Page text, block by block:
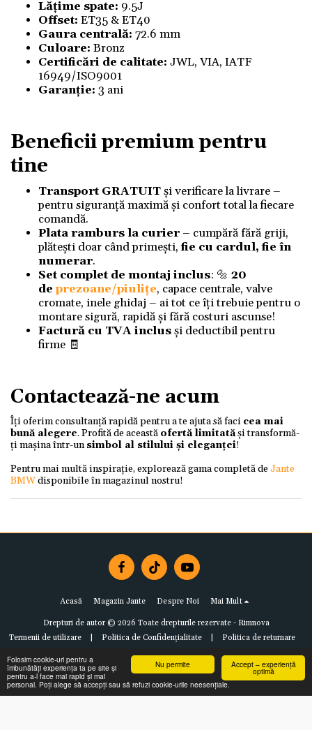
Accept – experiență
optimă
Nu permite
Folosim cookie-uri pentru a
îmbunătăți experiența ta pe site și
pentru a-l face mai rapid și mai
personal. Poți alege să accepți sau să refuzi cookie-urile neesențiale.
Lățime spate: 9.5J
Offset: ET35 & ET40
Gaura centrală: 72.6 mm
Culoare: Bronz
Certificări de calitate: JWL, VIA, IATF
16949/ISO9001
Garanție: 3 ani
Beneficii premium pentru
tine
Transport GRATUITși verificare la livrare –
pentru siguranță maximă și confort total la fiecare
comandă.
Plata ramburs la curier– cumpără fără griji,
plătești doar când primești,fie cu cardul, fie în
numerar.
Set complet de montaj inclus: 🔩 20
deprezoane/piulițe, capace centrale, valve
cromate, inele ghidaj – ai tot ce îți trebuie pentru o
montare sigură, rapidă și fără costuri ascunse!
Factură cu TVA inclusși deductibil pentru
firme 🧾
Contactează-ne acum
Îți oferim consultanță rapidă pentru a te ajuta să faci cea mai
bună alegere. Profită de această ofertă limitatăși transformă-
ți mașina într-unsimbol al stilului și eleganței!
Pentru mai multă inspirație, explorează gama completă deJante
BMWdisponibile în magazinul nostru!
Acasă Magazin Jante Despre Noi Mai Mult
Drepturi de autor © 2026 Toate drepturile rezervate - Rimnova
Termenii de utilizare| Politica de Confidențialitate| Politica de returnare